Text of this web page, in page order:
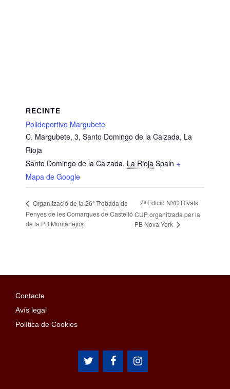
RECINTE
Polideportivo Margubete
C. Margubete, 3, Santo Domingo de la Calzada, La
Rioja
Santo Domingo de la Calzada, La Rioja Spain +
Mapa de Google
Organització de la 26ª Trobada de
Penyes de les Comarques de Castelló
de la PB Montanejos
2ª Edició NYC Rivals
CUP organitzada per la
PB Nova York
Contacte
Avís legal
Política de Cookies